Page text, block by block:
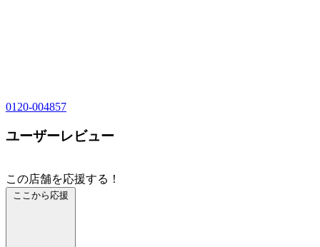
0120-004857
ユーザーレビュー
この店舗を応援する！
ここから応援